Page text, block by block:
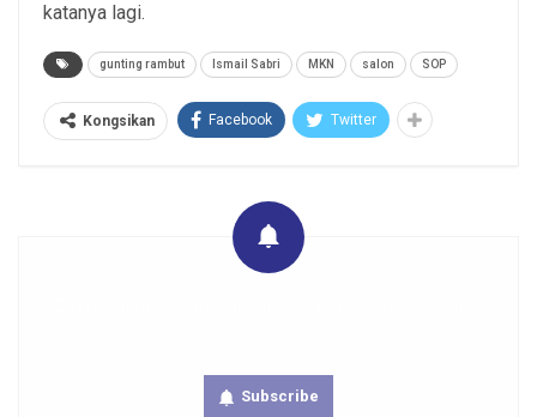
katanya lagi.
gunting rambut Ismail Sabri MKN salon SOP
Kongsikan Facebook Twitter
Subscribe